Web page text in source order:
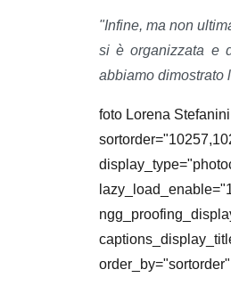
"Infine, ma non
si è organizzata e
abbiamo dimostrato
foto Lorena